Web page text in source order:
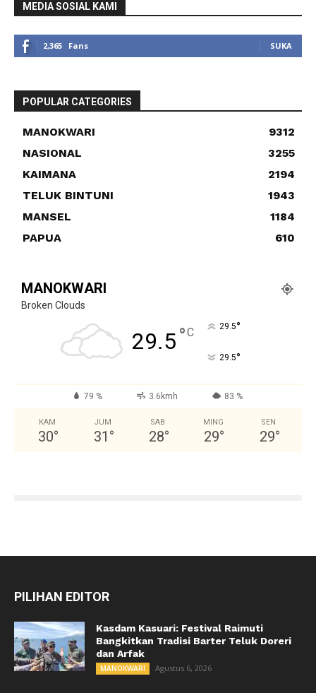
MEDIA SOSIAL KAMI
2,365 Fans SUKA
POPULAR CATEGORIES
MANOKWARI
9312
NASIONAL
3255
KAIMANA
2194
TELUK BINTUNI
1943
MANSEL
1184
PAPUA
610
MANOKWARI
Broken Clouds
29.5°C 29.5°
29.5°
79 % 3.6kmh 83 %
KAM
30°
JUM
31 °
SAB
28°
MING
29°
SEN
29°
PILIHAN EDITOR
Kasdam Kasuari: Festival Raimuti
Bangkitkan Tradisi Barter Teluk Doreri
dan Arfak
MANOKWARI Agustus 6, 2026